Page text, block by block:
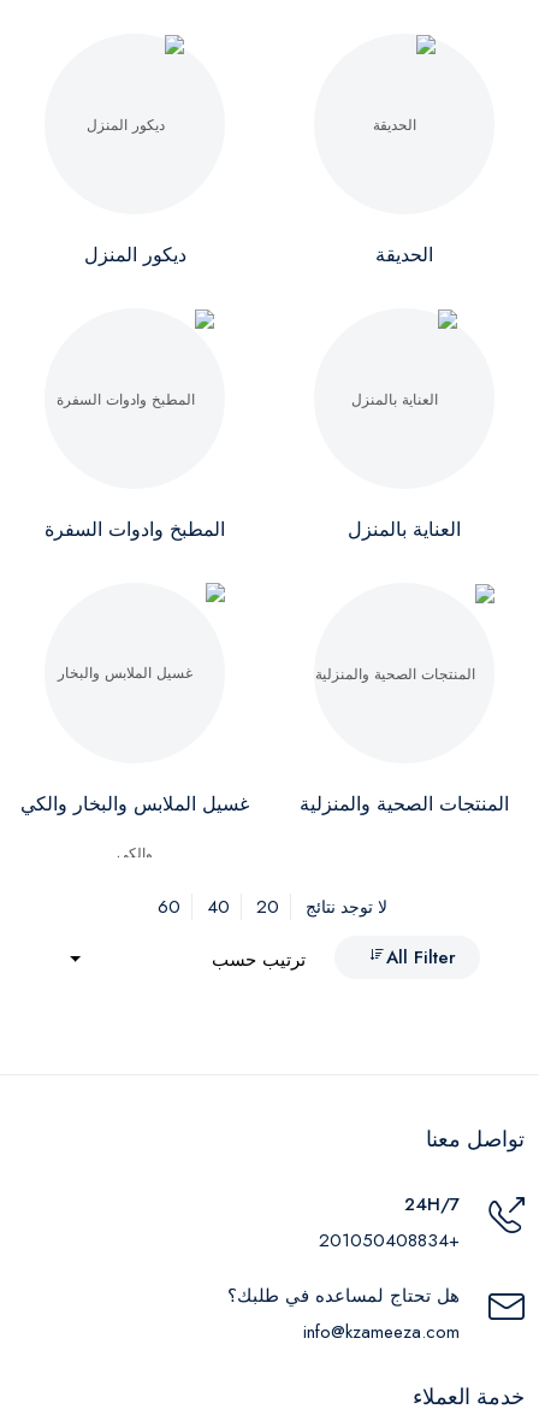
الحديقة ديكور المنزل
العناية بالمنزل المطبخ وادوات السفرة
المنتجات الصحية والمنزلية غسيل الملابس والبخار والكي
لا توجد نتائج 20
40
60
All Filter
ترتيب حسب
تواصل معنا
24H/7
+201050408834
هل تحتاج لمساعده في طلبك؟
info@kzameeza.com
خدمة العملاء